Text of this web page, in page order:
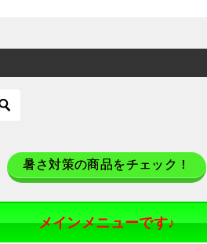
暑さ対策の商品をチェック！
メインメニューです♪